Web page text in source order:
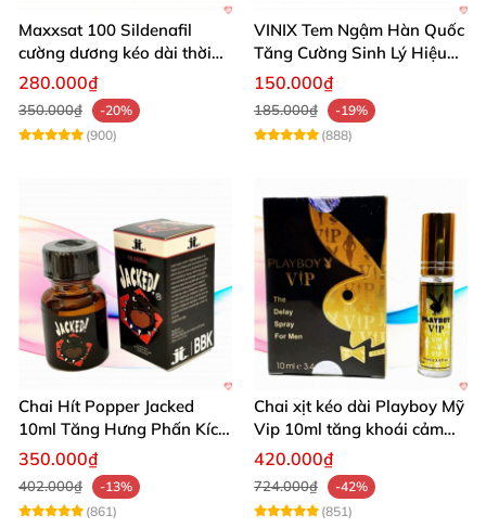
Maxxsat 100 Sildenafil
cường dương kéo dài thời
gian dùng hiệu quả nhanh
280.000₫
350.000₫
-20%
(900)
VINIX Tem Ngậm Hàn Quốc
Tăng Cường Sinh Lý Hiệu
Quả
150.000₫
185.000₫
-19%
(888)
Chai Hít Popper Jacked
10ml Tăng Hưng Phấn Kích
Thích Mạnh Mẽ
350.000₫
402.000₫
-13%
(861)
Chai xịt kéo dài Playboy Mỹ
Vip 10ml tăng khoái cảm
nam
420.000₫
724.000₫
-42%
(851)